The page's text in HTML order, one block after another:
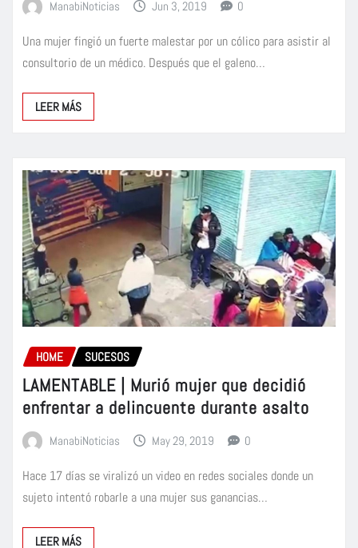
ManabiNoticias Jun 3, 2019 0
Una mujer fingió un fuerte malestar por un cólico para asistir al
consultorio de un médico. Después que el galeno…
LEER MÁS
HOME SUCESOS
LAMENTABLE | Murió mujer que decidió
enfrentar a delincuente durante asalto
ManabiNoticias May 29, 2019 0
Hace 17 días se viralizó un video en redes sociales donde un
sujeto intentó robarle a una mujer sus ganancias…
LEER MÁS